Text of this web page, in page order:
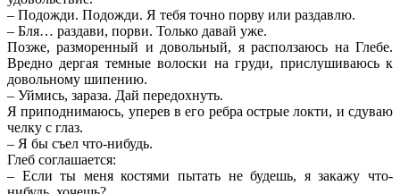
– Подожди. Подожди. Я тебя точно порву или раздавлю.
– Бля… раздави, порви. Только давай уже.
Позже, разморенный и довольный, я расползаюсь на Глебе.
Вредно дергая темные волоски на груди, прислушиваюсь к
довольному шипению.
– Уймись, зараза. Дай передохнуть.
Я приподнимаюсь, уперев в его ребра острые локти, и сдуваю
челку с глаз.
– Я бы съел что-нибудь.
Глеб соглашается:
– Если ты меня костями пытать не будешь, я закажу что-